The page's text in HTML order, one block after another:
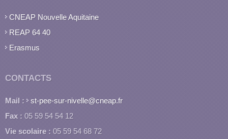
CNEAP Nouvelle Aquitaine
REAP 64 40
Erasmus
CONTACTS
Mail :
st-pee-sur-nivelle@cneap.fr
Fax : 05 59 54 54 12
Vie scolaire : 05 59 54 68 72